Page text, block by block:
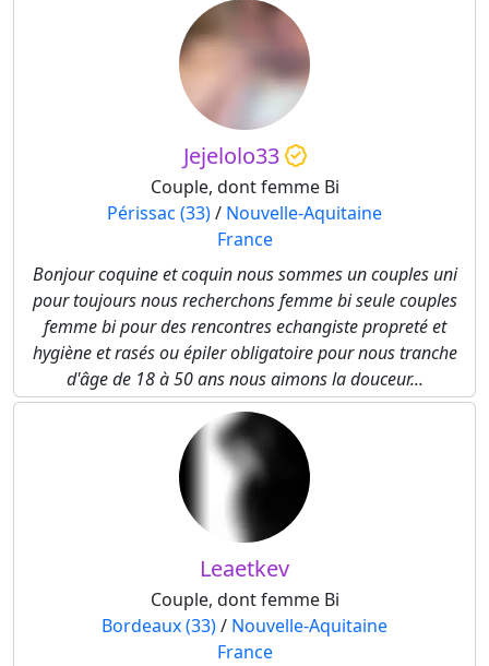
Jejelolo33
Couple, dont femme Bi
Périssac (33)/ Nouvelle-Aquitaine
France
Bonjour coquine et coquin nous sommes un couples uni
pour toujours nous recherchons femme bi seule couples
femme bi pour des rencontres echangiste propreté et
hygiène et rasés ou épiler obligatoire pour nous tranche
d'âge de 18 à 50 ans nous aimons la douceur...
Leaetkev
Couple, dont femme Bi
Bordeaux (33)/ Nouvelle-Aquitaine
France